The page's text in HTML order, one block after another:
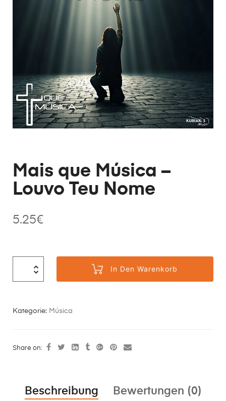
Mais que Música –
Louvo Teu Nome
5.25€
In Den Warenkorb
Kategorie: Música
Share on:
Beschreibung Bewertungen (0)